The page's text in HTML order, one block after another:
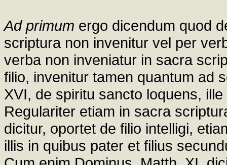
Ad primum ergo dicendum quod
scriptura non invenitur vel per
verba non inveniatur in sacra
filio, invenitur tamen quantum ad
XVI, de spiritu sancto loquens,
Regulariter etiam in sacra
dicitur, oportet de filio intelligi,
illis in quibus pater et filius